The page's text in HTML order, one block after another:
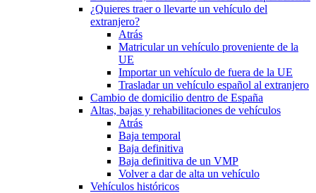
¿Quieres traer o llevarte un vehículo del
extranjero?
Atrás
Matricular un vehículo proveniente de la
UE
Importar un vehículo de fuera de la UE
Trasladar un vehículo español al extranjero
Cambio de domicilio dentro de España
Altas, bajas y rehabilitaciones de vehículos
Atrás
Baja temporal
Baja definitiva
Baja definitiva de un VMP
Volver a dar de alta un vehículo
Vehículos históricos